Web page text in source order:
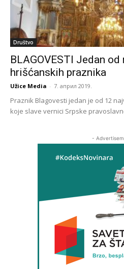
Društvo
BLAGOVESTI Jedan od
hrišćanskih praznika
Užice Media - 7. април 2019.
Praznik Blagovesti jedan je od 12
koje slave vernici Srpske
-